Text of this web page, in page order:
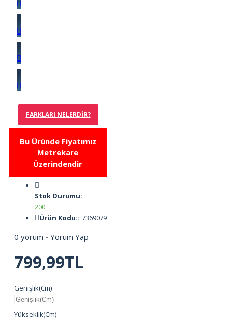
FARKLARI NELERDIR?
Bu Üründe Fiyatımız
Metrekare
Üzerindendir
Stok Durumu:
200
Ürün Kodu:: 7369079
0 yorum - Yorum Yap
799,99TL
Genişlik(Cm)
Yükseklik(Cm)